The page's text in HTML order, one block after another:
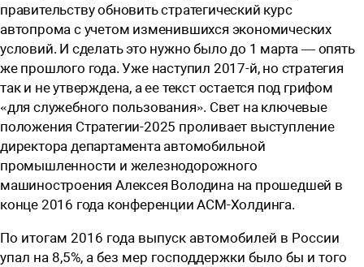
правительству обновить стратегический курс
автопрома с учетом изменившихся экономических
условий. И сделать это нужно было до 1 марта — опять
же прошлого года. Уже наступил ­2017-й, но стратегия
так и не утверждена, а ее текст остается под грифом
«для служебного пользования». Свет на ключевые
положения Стратегии-2025 проливает выступление
директора департамента автомобильной
промышленности и железнодорожного
машиностроения Алексея Володина на прошедшей в
конце 2016 года конференции АСМ-Холдинга.
По итогам 2016 года выпуск автомобилей в России
упал на 8,5%, а без мер ­господдержки было бы и того